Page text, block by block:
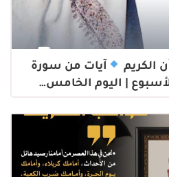
الكريم
آيات من سورة
| اليوم الخامس…